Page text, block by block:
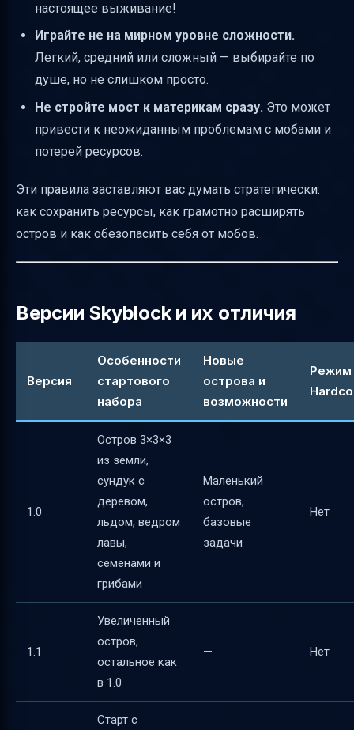
настоящее выживание!
Играйте не на мирном уровне сложности.
Легкий, средний или сложный — выбирайте по
душе, но не слишком просто.
Не стройте мост к материкам сразу. Это может
привести к неожиданным проблемам с мобами и
потерей ресурсов.
Эти правила заставляют вас думать стратегически:
как сохранить ресурсы, как грамотно расширять
остров и как обезопасить себя от мобов.
Версии Skyblock и их отличия
Версия
Особенности
стартового
набора
Новые
острова и
возможности
Режим
1.0
Остров 3×3×3
из земли,
сундук с
деревом,
льдом, ведром
лавы,
семенами и
грибами
Маленький
остров,
базовые
задачи
Нет
1.1
Увеличенный
остров,
остальное как
в 1.0
— Нет
Старт с